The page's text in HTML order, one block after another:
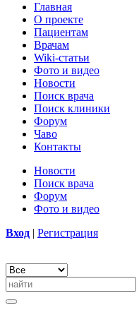
Главная
О проекте
Пациентам
Врачам
Wiki-статьи
Фото и видео
Новости
Поиск врача
Поиск клиники
Форум
Чаво
Контакты
Новости
Поиск врача
Форум
Фото и видео
Вход | Регистрация